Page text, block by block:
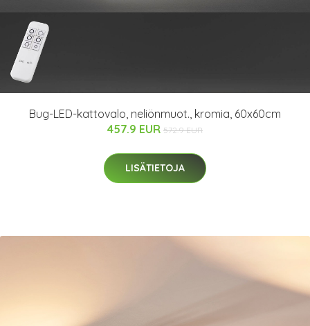
Bug-LED-kattovalo, neliönmuot., kromia, 60x60cm
457.9 EUR 572.9 EUR
LISÄTIETOJA